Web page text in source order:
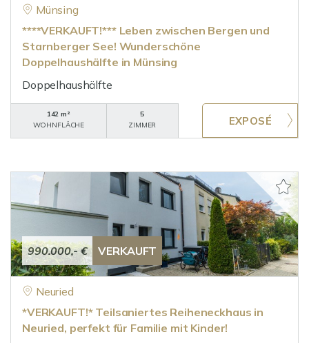
Münsing
****VERKAUFT!*** Leben zwischen Bergen und
Starnberger See! Wunderschöne
Doppelhaushälfte in Münsing
Doppelhaushälfte
142 m²
WOHNFLÄCHE
5
ZIMMER
990.000,- € VERKAUFT
Neuried
*VERKAUFT!* Teilsaniertes Reiheneckhaus in
Neuried, perfekt für Familie mit Kinder!